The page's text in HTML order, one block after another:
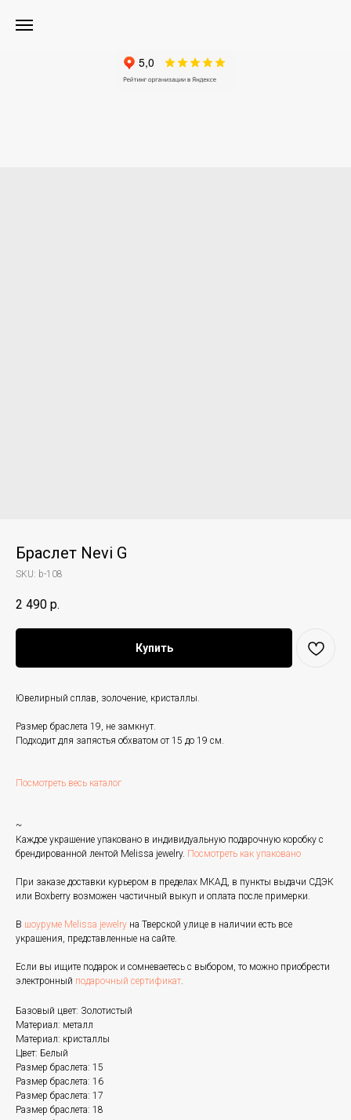
Браслет Nevi G
SKU: b-108
2 490 р.
Купить
Ювелирный сплав, золочение, кристаллы.
Размер браслета 19, не замкнут.
Подходит для запястья обхватом от 15 до 19 см.
Посмотреть весь каталог
~
Каждое украшение упаковано в индивидуальную подарочную коробку с
брендированной лентой Melissa jewelry. Посмотреть как упаковано
При заказе доставки курьером в пределах МКАД, в пункты выдачи СДЭК
или Boxberry возможен частичный выкуп и оплата после примерки.
В шоуруме Melissa jewelry на Тверской улице в наличии есть все
украшения, представленные на сайте.
Если вы ищите подарок и сомневаетесь с выбором, то можно приобрести
электронный подарочный сертификат.
Базовый цвет: Золотистый
Материал: металл
Материал: кристаллы
Цвет: Белый
Размер браслета: 15
Размер браслета: 16
Размер браслета: 17
Размер браслета: 18